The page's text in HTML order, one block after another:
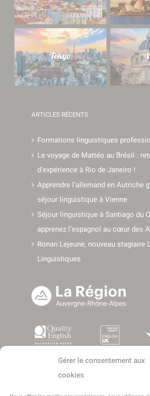
Gérer le consentement aux
cookies
Japon
Tokyo
ARTICLES RÉCENTS
Formations linguistiques
Le voyage de Mattéo au Brésil :
d’expérience à Rio de Janeiro !
Apprendre l’allemand en Autriche
séjour linguistique à Vienne
Séjour linguistique à Santiago du
apprenez l’espagnol au cœur des
Ronan Lejeune, nouveau stagiaire
Linguistiques